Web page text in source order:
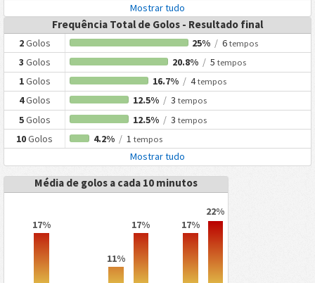
Mostrar tudo
Frequência Total de Golos - Resultado final
2Golos 25% / 6tempos
3 Golos 20.8% / 5tempos
1Golos 16.7% /4tempos
4Golos 12.5% /3 tempos
5Golos 12.5% /3 tempos
10Golos 4.2% /1 tempos
Mostrar tudo
Média de golos a cada 10 minutos
17%
11%
17% 17%
22%